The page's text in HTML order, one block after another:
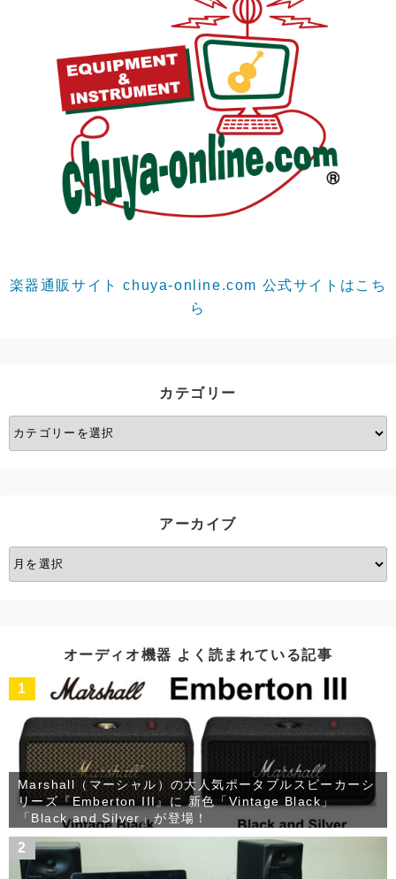
楽器通販サイト chuya-online.com 公式サイトはこち
ら
カテゴリー
カ
テ
アーカイブ
ア
ー
オーディオ機器 よく読まれている記事
1
Marshall（マーシャル）の大人気ポータブルスピーカーシ
リーズ『Emberton III』に 新色「Vintage Black」
「Black and Silver」が登場！
2